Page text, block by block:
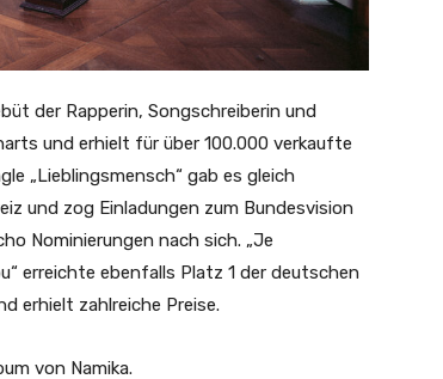
der Rapperin, Songschreiberin und
und erhielt für über 100.000 verkaufte
„Lieblingsmensch“ gab es gleich
und zog Einladungen zum Bundesvision
Nominierungen nach sich. „Je
erreichte ebenfalls Platz 1 der deutschen
erhielt zahlreiche Preise.
von Namika.